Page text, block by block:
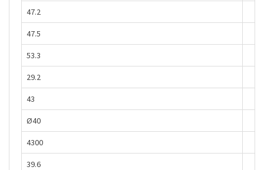
47.2
47.5
53.3
29.2
43
Ø40
4300
39.6